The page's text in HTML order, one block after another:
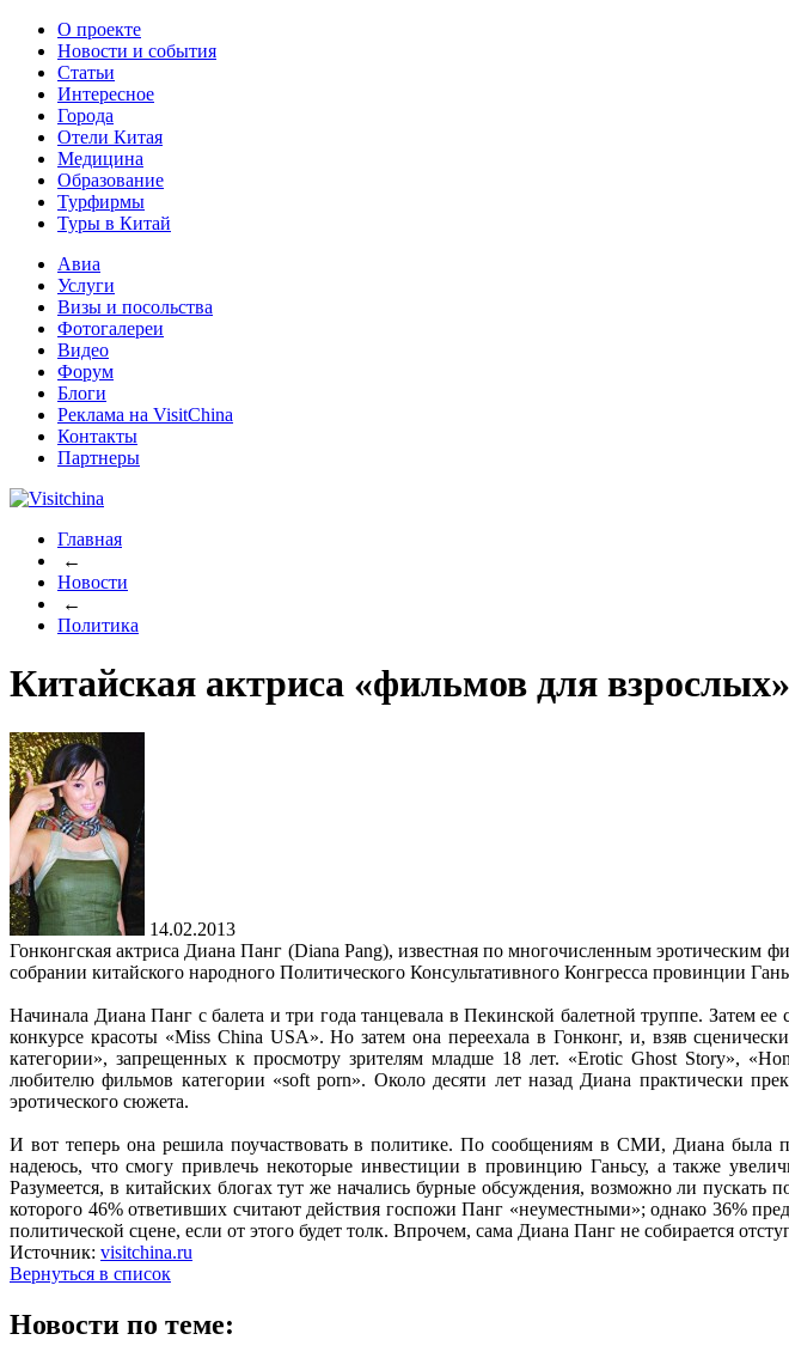
О проекте
Новости и события
Статьи
Интересное
Города
Отели Китая
Медицина
Образование
Турфирмы
Туры в Китай
Авиа
Услуги
Визы и посольства
Фотогалереи
Видео
Форум
Блоги
Реклама на VisitChina
Контакты
Партнеры
Главная
←
Новости
←
Политика
Китайская актриса «фильмов для
14.02.2013
Гонконгская актриса Диана Панг (Diana Pang), известная по многочисленным эротическим
собрании китайского народного Политического Консультативного Конгресса провинции
Начинала Диана Панг с балета и три года танцевала в Пекинской балетной труппе. Затем
конкурсе красоты «Miss China USA». Но затем она переехала в Гонконг, и, взяв
категории», запрещенных к просмотру зрителям младше 18 лет. «Erotic Ghost Story»,
любителю фильмов категории «soft porn». Около десяти лет назад Диана практически
эротического сюжета.
И вот теперь она решила поучаствовать в политике. По сообщениям в СМИ, Диана была
надеюсь, что смогу привлечь некоторые инвестиции в провинцию Ганьсу, а также
Разумеется, в китайских блогах тут же начались бурные обсуждения, возможно ли
которого 46% ответивших считают действия госпожи Панг «неуместными»; однако 36%
политической сцене, если от этого будет толк. Впрочем, сама Диана Панг не собирается
Источник: visitchina.ru
Вернуться в список
Новости по теме: